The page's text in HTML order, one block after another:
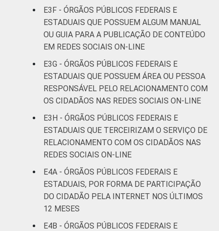
E3F - ÓRGÃOS PÚBLICOS FEDERAIS E
ESTADUAIS QUE POSSUEM ALGUM MANUAL
OU GUIA PARA A PUBLICAÇÃO DE CONTEÚDO
EM REDES SOCIAIS ON-LINE
E3G - ÓRGÃOS PÚBLICOS FEDERAIS E
ESTADUAIS QUE POSSUEM ÁREA OU PESSOA
RESPONSÁVEL PELO RELACIONAMENTO COM
OS CIDADÃOS NAS REDES SOCIAIS ON-LINE
E3H - ÓRGÃOS PÚBLICOS FEDERAIS E
ESTADUAIS QUE TERCEIRIZAM O SERVIÇO DE
RELACIONAMENTO COM OS CIDADÃOS NAS
REDES SOCIAIS ON-LINE
E4A - ÓRGÃOS PÚBLICOS FEDERAIS E
ESTADUAIS, POR FORMA DE PARTICIPAÇÃO
DO CIDADÃO PELA INTERNET NOS ÚLTIMOS
12 MESES
E4B - ÓRGÃOS PÚBLICOS FEDERAIS E